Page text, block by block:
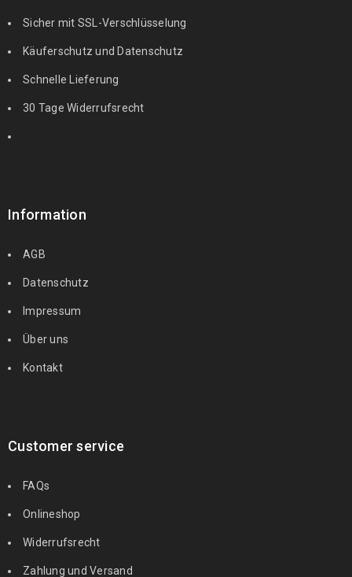
Sicher mit SSL-Verschlüsselung
Käuferschutz und Datenschutz
Schnelle Lieferung
30 Tage Widerrufsrecht
Information
AGB
Datenschutz
Impressum
Über uns
Kontakt
Customer service
FAQs
Onlineshop
Widerrufsrecht
Zahlung und Versand